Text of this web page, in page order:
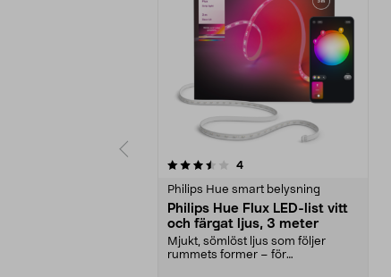
4recensioner
Philips Hue smart belysning
Philips Hue Flux LED-list vitt
och färgat ljus, 3 meter
Mjukt, sömlöst ljus som följer
rummets former – för
4.5 av 5 stjärnor